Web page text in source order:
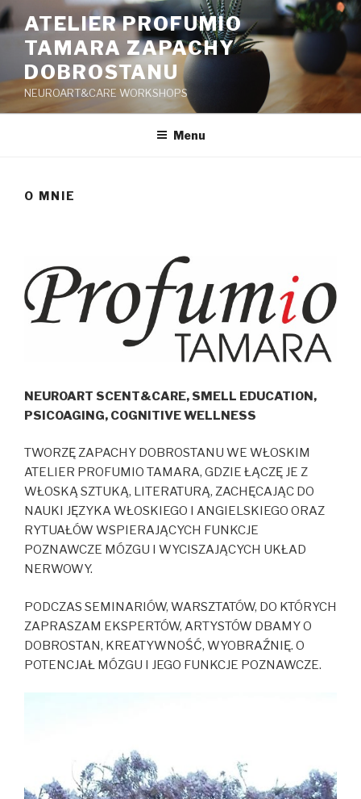
Przeskocz
do
ATELIER PROFUMIO
TAMARA ZAPACHY
DOBROSTANU
NEUROART&CARE WORKSHOPS
Menu
O MNIE
NEUROART SCENT&CARE, SMELL EDUCATION,
PSICOAGING, COGNITIVE WELLNESS
TWORZĘ ZAPACHY DOBROSTANU WE WŁOSKIM
ATELIER PROFUMIO TAMARA, GDZIE ŁĄCZĘ JE Z
WŁOSKĄ SZTUKĄ, LITERATURĄ, ZACHĘCAJĄC DO
NAUKI JĘZYKA WŁOSKIEGO I ANGIELSKIEGO ORAZ
RYTUAŁÓW WSPIERAJĄCYCH FUNKCJE
POZNAWCZE MÓZGU I WYCISZAJĄCYCH UKŁAD
NERWOWY.
PODCZAS SEMINARIÓW, WARSZTATÓW, DO KTÓRYCH
ZAPRASZAM EKSPERTÓW, ARTYSTÓW DBAMY O
DOBROSTAN, KREATYWNOŚĆ, WYOBRAŹNIĘ. O
POTENCJAŁ MÓZGU I JEGO FUNKCJE POZNAWCZE.